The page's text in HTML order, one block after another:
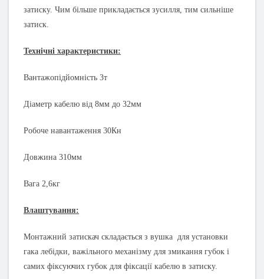
затиску. Чим більше прикладається зусилля, тим сильніше
затиск.
Технічні характеристики:
Вантажопідйомність 3т
Діаметр кабелю від 8мм до 32мм
Робоче навантаження 30Кн
Довжина 310мм
Вага 2,6кг
Влаштування:
Монтажний затискач складається з вушка для установки
гака лебідки, важільного механізму для змикання губок і
самих фіксуючих губок для фіксації кабелю в затиску.